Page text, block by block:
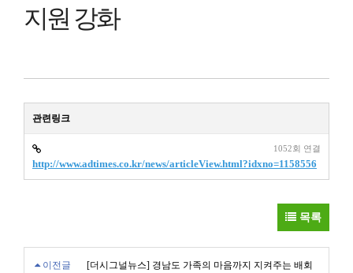
지원 강화
관련링크
http://www.adtimes.co.kr/news/articleView.html?idxno=1158556
1052회 연결
목록
이전글
[더시그널뉴스] 경남도 가족의 마음까지 지켜주는 배회